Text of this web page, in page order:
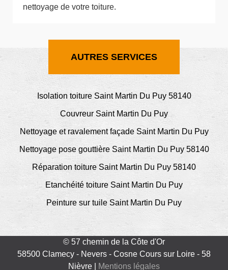
nettoyage de votre toiture.
AUTRES SERVICES
Isolation toiture Saint Martin Du Puy 58140
Couvreur Saint Martin Du Puy
Nettoyage et ravalement façade Saint Martin Du Puy
Nettoyage pose gouttière Saint Martin Du Puy 58140
Réparation toiture Saint Martin Du Puy 58140
Etanchéité toiture Saint Martin Du Puy
Peinture sur tuile Saint Martin Du Puy
© 57 chemin de la Côte d'Or
58500 Clamecy - Nevers - Cosne Cours sur Loire - 58
Nièvre |
Mentions légales